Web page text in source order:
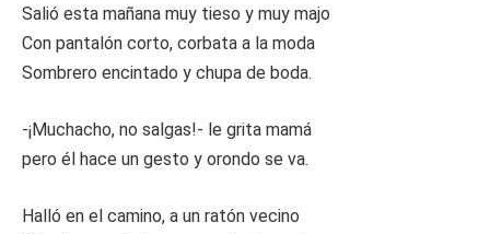
Salió esta mañana muy tieso y muy majo
Con pantalón corto, corbata a la moda
Sombrero encintado y chupa de boda.
-¡Muchacho, no salgas!- le grita mamá
pero él hace un gesto y orondo se va.
Halló en el camino, a un ratón vecino